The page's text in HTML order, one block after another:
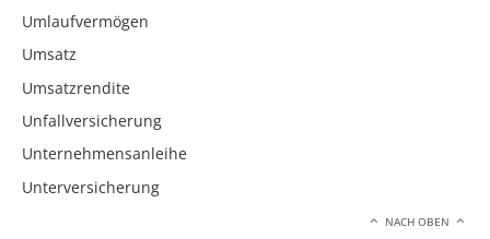
Umlaufvermögen
Umsatz
Umsatzrendite
Unfallversicherung
Unternehmensanleihe
Unterversicherung
NACH OBEN